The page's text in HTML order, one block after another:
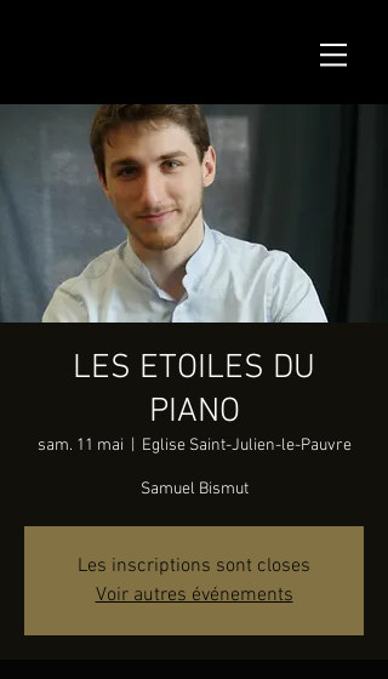
LES ETOILES DU
PIANO
sam. 11 mai Eglise Saint-Julien-le-Pauvre
Samuel Bismut
Les inscriptions sont closes
Voir autres événements